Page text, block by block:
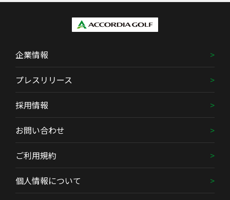
企業情報
プレスリリース
採用情報
お問い合わせ
ご利用規約
個人情報について